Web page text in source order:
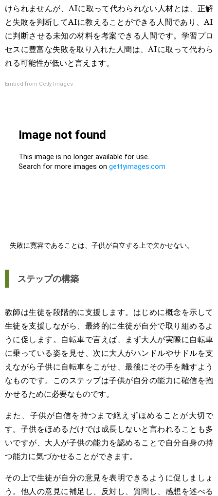
けられませんが、AIに取って代わられない人材とは、正解
と失敗を判断してAIに教えることができる人間であり、AI
に判断させる未知の材料を考案できる人間です。学習プロ
セスに豊富な失敗を取り入れた人間は、AIに取って代わら
れる可能性が低いと言えます。
Embed from Getty Images
失敗に寛容であることは、子供が自立する上で欠かせない。
ステップの構築
教師は生徒を段階的に支援します。はじめに概念を示して
生徒を支援しながら、最終的に生徒が自分で取り組めるよ
うに促します。自転車で言えば、まず大人が実際に自転車
に乗っている姿を見せ、次に大人がハンドルやサドルを支
えながら子供に自転車をこがせ、最後にその手を離すよう
なものです。このステップは子供が自分の能力に確信を抱
かせるために必要なものです。
また、子供が自信を持つまで絶えずほめることが大切で
す。子供をほめるだけでは成長しないと言われることも多
いですが、大人が子供の能力を認めることで自分自身の持
つ能力に気づかせることができます。
その上で生徒が自分の意見を表明できるように促しましょ
う。他人の意見に補足し、反対し、質問し、感想を述べる